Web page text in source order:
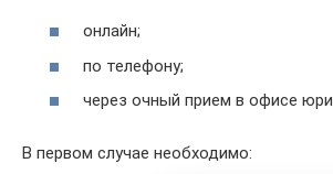
онлайн;
по телефону;
через очный прием в офисе
В первом случае необходимо: